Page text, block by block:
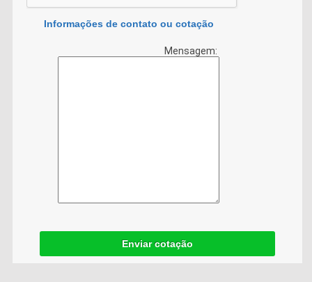
Informações de contato ou cotação
Mensagem:
Enviar cotação